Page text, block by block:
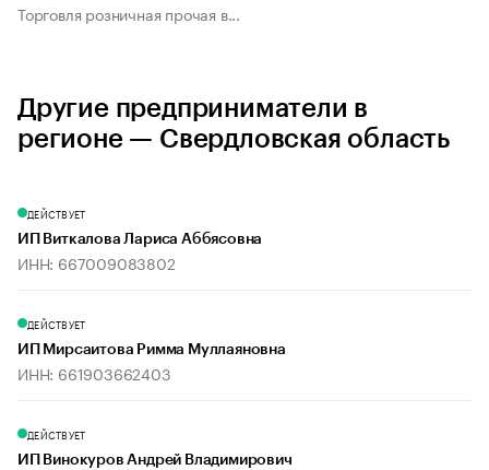
Торговля розничная прочая в...
Другие предприниматели в
регионе — Свердловская область
ДЕЙСТВУЕТ
ИП Виткалова Лариса Аббясовна
ИНН: 667009083802
ДЕЙСТВУЕТ
ИП Мирсаитова Римма Муллаяновна
ИНН: 661903662403
ДЕЙСТВУЕТ
ИП Винокуров Андрей Владимирович